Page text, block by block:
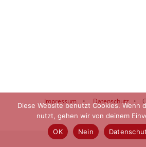
Impressum • Datenschutz •
Diese Website benutzt Cookies. Wenn
nutzt, gehen wir von deinem
OK
Nein